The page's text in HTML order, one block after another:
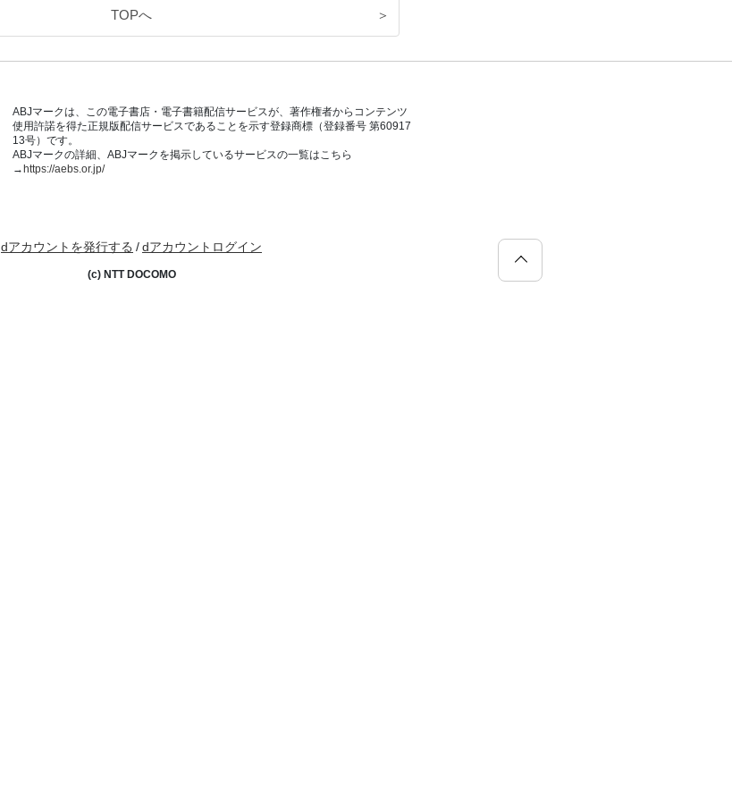
TOPへ ＞
ABJマークは、この電子書店・電子書籍配信サービスが、著作権者からコンテンツ
使用許諾を得た正規版配信サービスであることを示す登録商標（登録番号 第60917
13号）です。
ABJマークの詳細、ABJマークを掲示しているサービスの一覧はこちら
→https://aebs.or.jp/
dアカウントを発行する /dアカウントログイン
(c) NTT DOCOMO